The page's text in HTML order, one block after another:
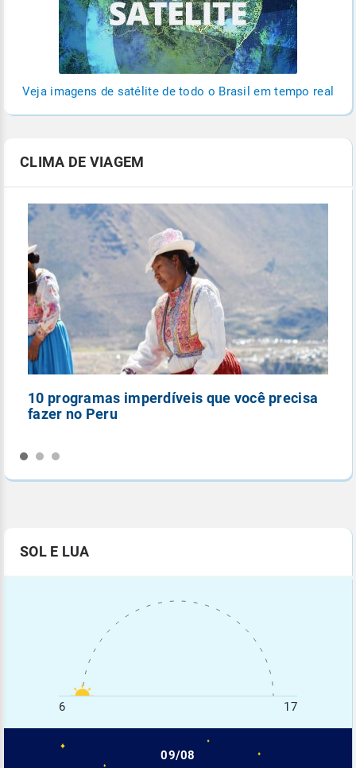
Veja imagens de satélite de todo o Brasil em tempo real
CLIMA DE VIAGEM
10 programas imperdíveis que você precisa
fazer no Peru
SOL E LUA
6 17
09/08